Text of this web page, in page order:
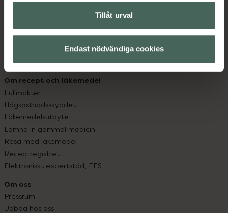
Tillåt urval
Endast nödvändiga cookies
Leverans, betalning och retur
Sajtens tillgänglighet
Köpvillkor
Om recept och läkemedel
Fullmakter
Högkostnadsskyddet
Läkemedelsutbyte
Lämna in gammal medicin
Resa med läkemedel
Receptregistret
Elektroniskt expertstöd, EES
Om oss
Pressrum
Jobba hos oss